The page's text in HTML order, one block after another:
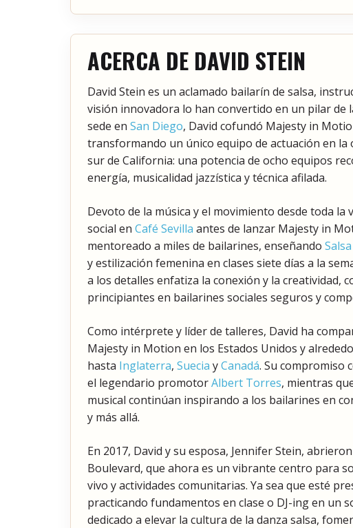
ACERCA DE DAVID STEIN
David Stein es un aclamado bailarín de salsa,
visión innovadora lo han convertido en un pilar de
sede en San Diego, David cofundó Majesty in
transformando un único equipo de actuación en la
sur de California: una potencia de ocho equipos
energía, musicalidad jazzística y técnica afilada.
Devoto de la música y el movimiento desde toda
social en Café Sevilla antes de lanzar Majesty in
mentoreado a miles de bailarines, enseñando
y estilización femenina en clases siete días a la
a los detalles enfatiza la conexión y la creatividad,
principiantes en bailarines sociales seguros y
Como intérprete y líder de talleres, David ha
Majesty in Motion en los Estados Unidos y
hasta Inglaterra, Suecia yCanadá. Su compromiso
el legendario promotorAlbert Torres, mientras
musical continúan inspirando a los bailarines en
y más allá.
En 2017, David y su esposa, Jennifer Stein,
Boulevard, que ahora es un vibrante centro para
vivo y actividades comunitarias. Ya sea que esté
practicando fundamentos en clase o DJ-ing en un
dedicado a elevar la cultura de la danza salsa,